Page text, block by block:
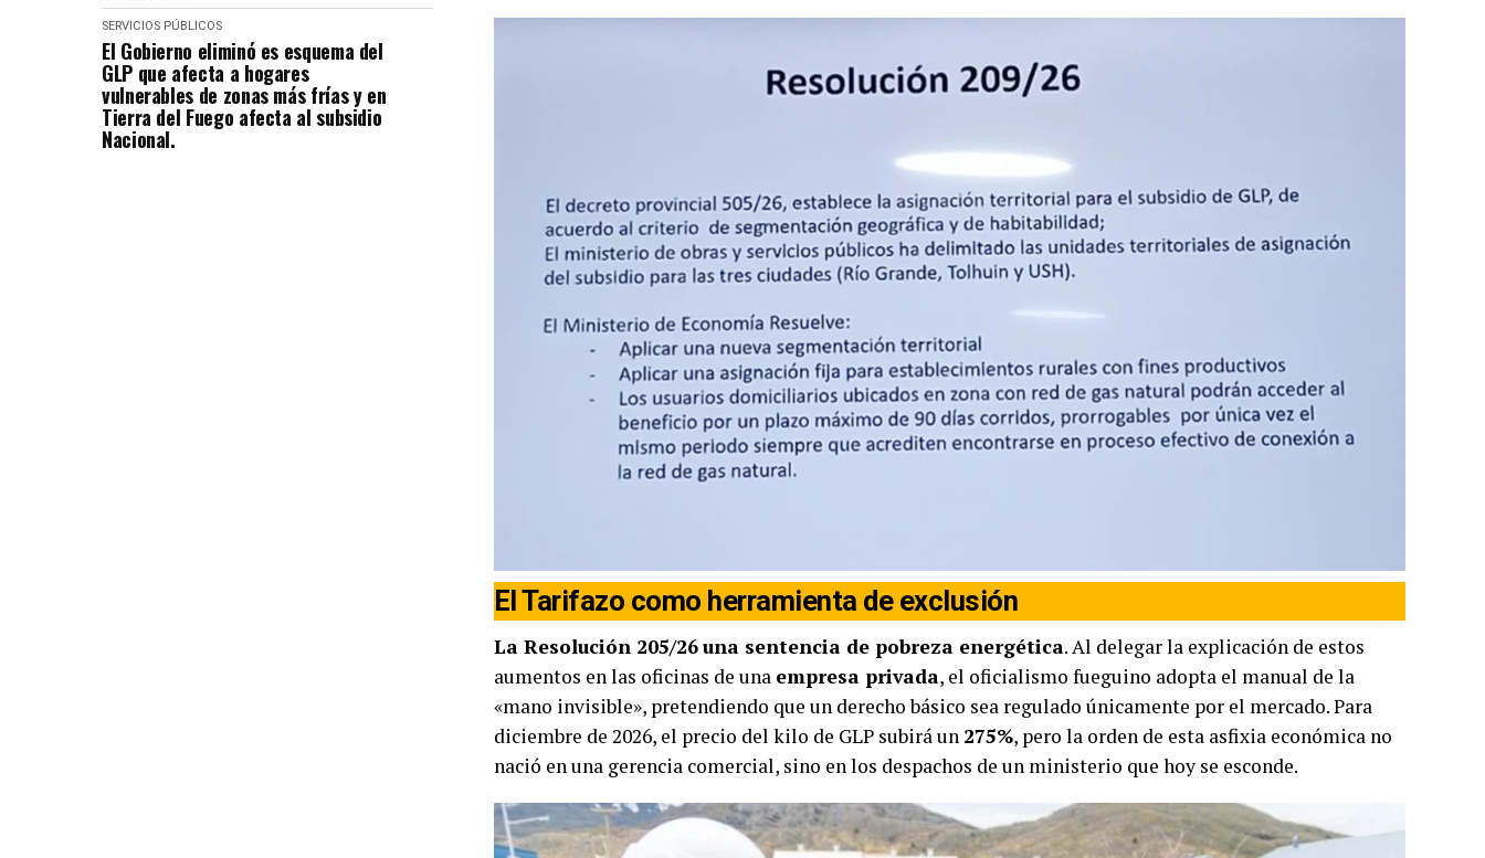
SERVICIOS PÚBLICOS
El Gobierno eliminó es esquema del
GLP que afecta a hogares
vulnerables de zonas más frías y en
Tierra del Fuego afecta al subsidio
Nacional.
El Tarifazo como herramienta de exclusión
La Resolución 205/26una sentencia de pobreza energética. Al delegar la explicación de estos
aumentos en las oficinas de una empresa privada, el oficialismo fueguino adopta el manual de la
«mano invisible», pretendiendo que un derecho básico sea regulado únicamente por el mercado. Para
diciembre de 2026, el precio del kilo de GLP subirá un 275%, pero la orden de esta asfixia económica no
nació en una gerencia comercial, sino en los despachos de un ministerio que hoy se esconde.